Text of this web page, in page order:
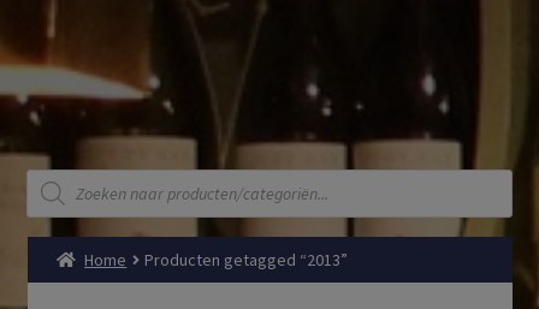
Producten
zoeken
Home Producten getagged “2013”